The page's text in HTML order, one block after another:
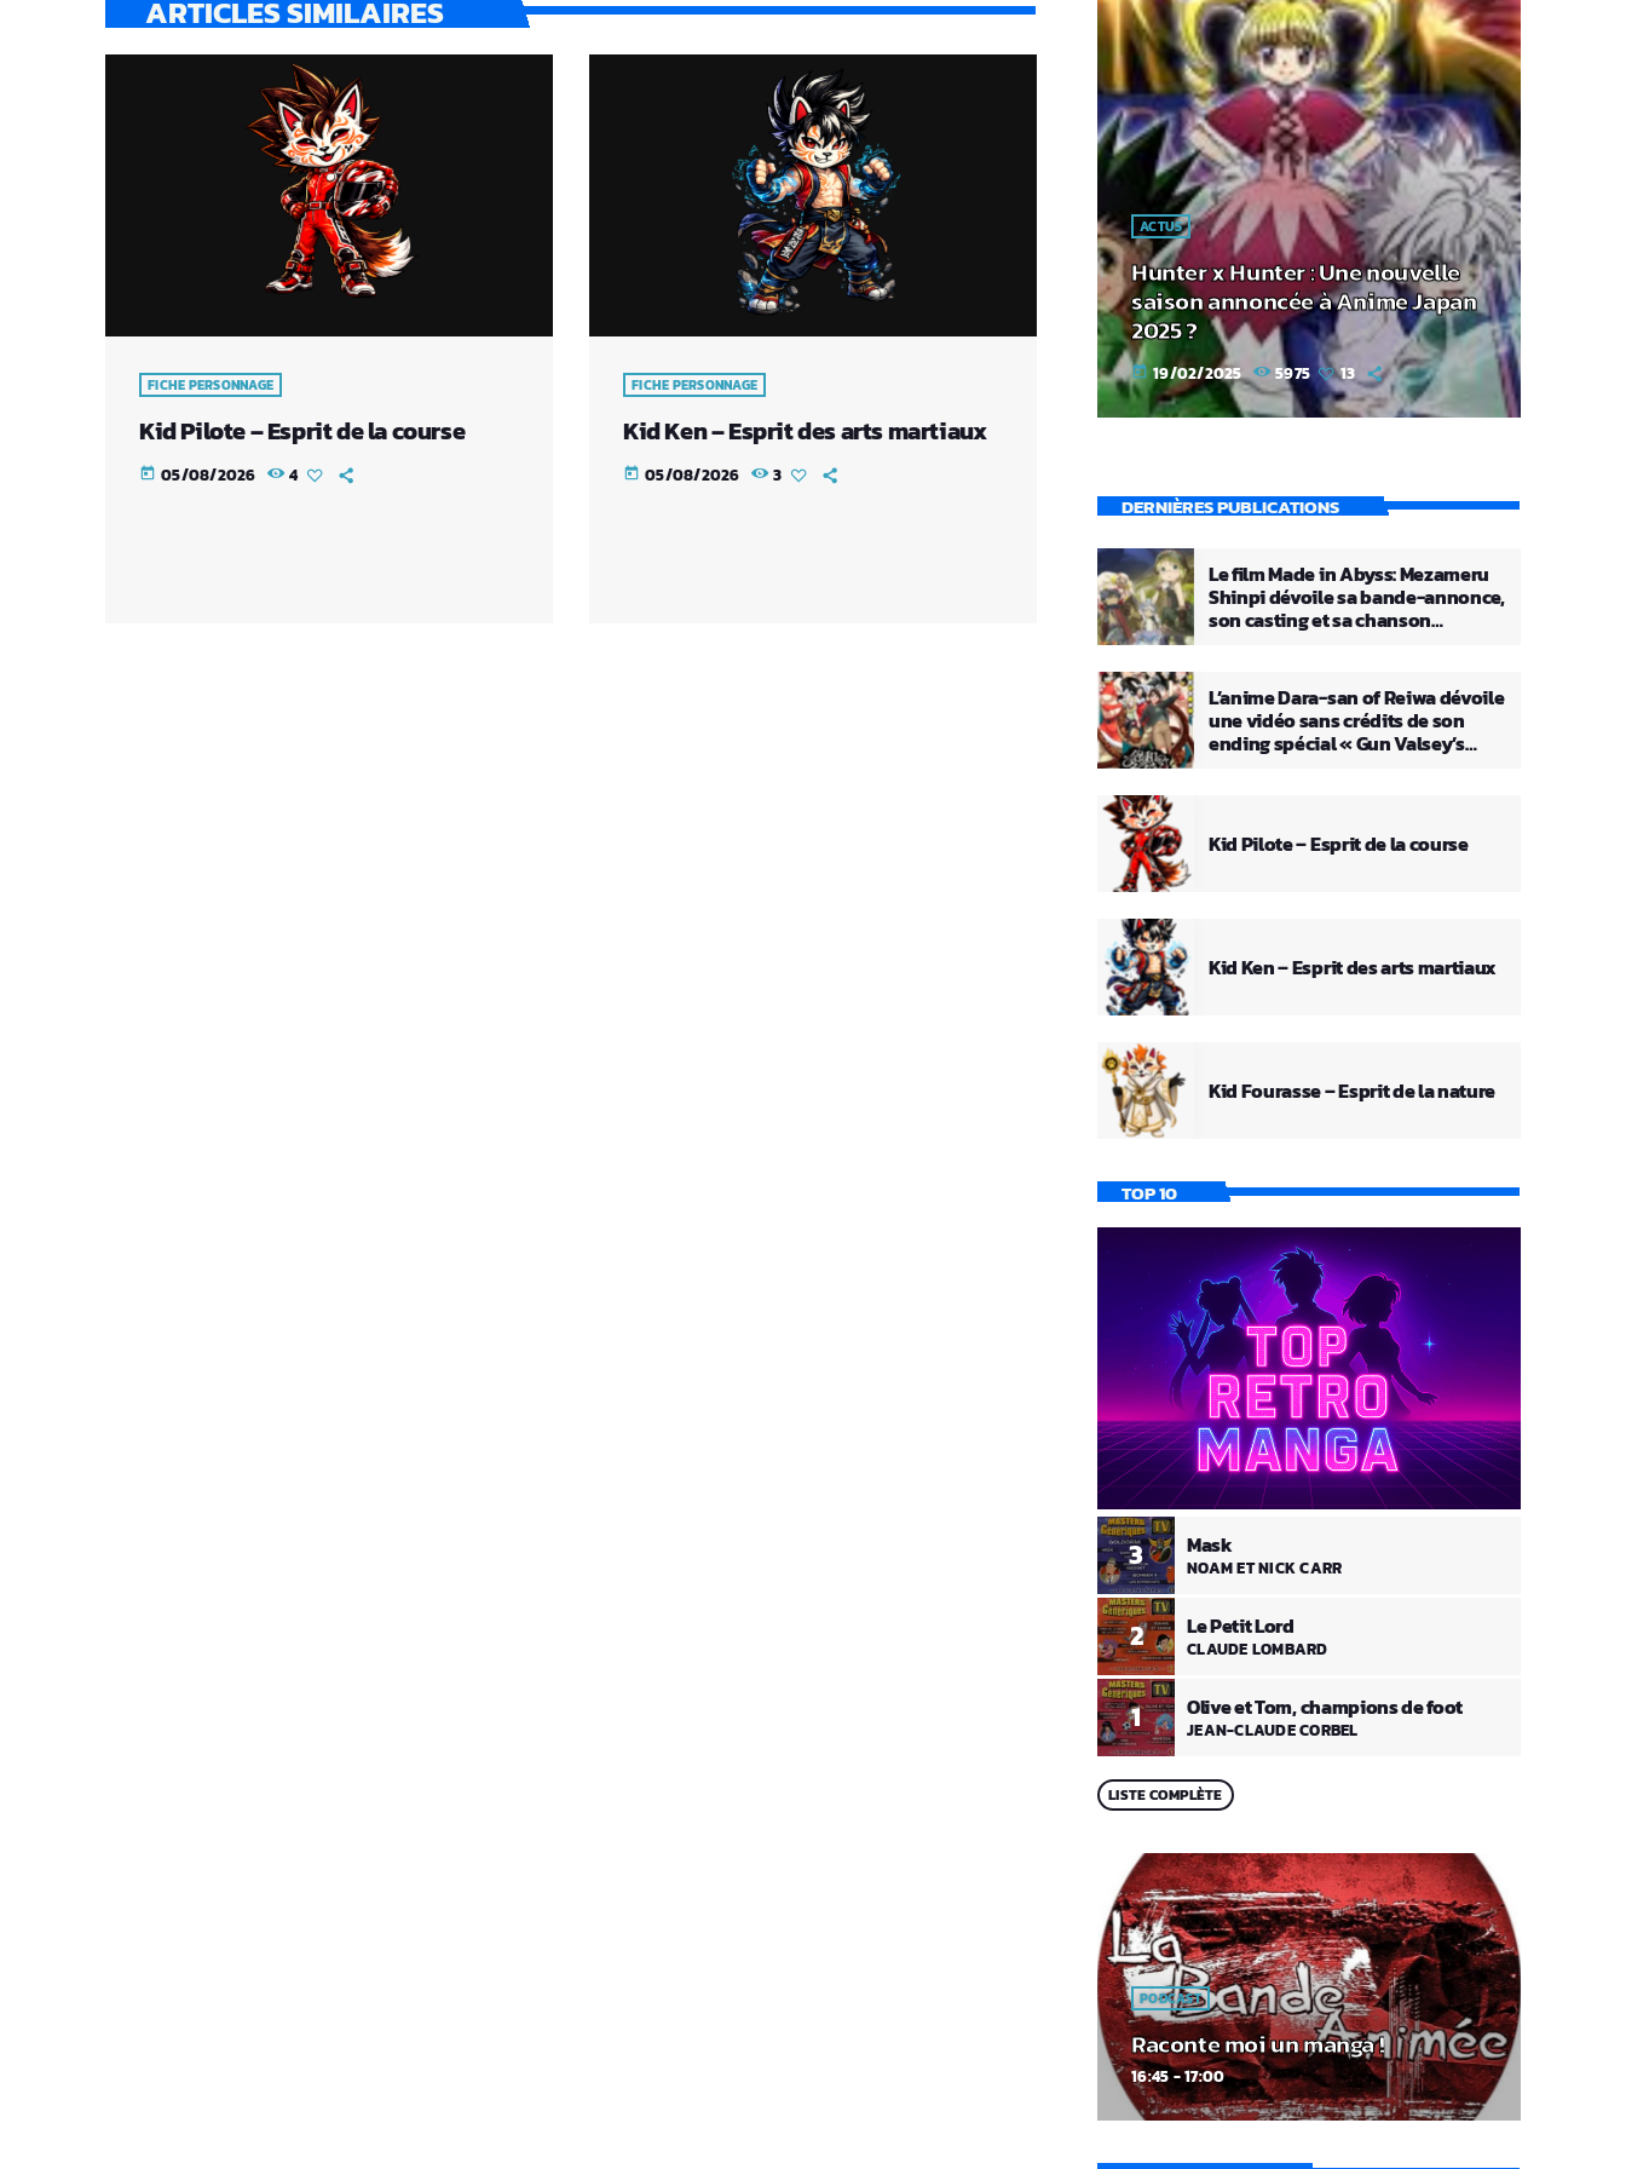
ARTICLES SIMILAIRES
FICHE PERSONNAGE
Kid Pilote – Esprit de la course
today 05/08/2026 4
FICHE PERSONNAGE
Kid Ken – Esprit des arts martiaux
today 05/08/2026 3
ACTUS
Hunter x Hunter : Une nouvelle
saison annoncée à Anime Japan
2025 ?
today 19/02/2025 5975 13
DERNIÈRES PUBLICATIONS
Le film Made in Abyss: Mezameru
Shinpi dévoile sa bande-annonce,
son casting et sa chanson
L’anime Dara-san of Reiwa dévoile
une vidéo sans crédits de son
ending spécial « Gun Valsey’s
Kid Pilote – Esprit de la course
Kid Ken – Esprit des arts martiaux
Kid Fourasse – Esprit de la nature
TOP 10
1 Olive et Tom, champions de foot
JEAN-CLAUDE CORBEL
2 Le Petit Lord
CLAUDE LOMBARD
3 Mask
NOAM ET NICK CARR
LISTE COMPLÈTE
PODCAST
Raconte moi un manga !
16:45 - 17:00